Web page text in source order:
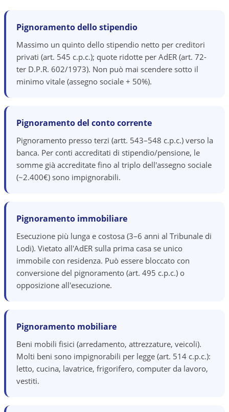
Pignoramento dello stipendio
Massimo un quinto dello stipendio netto per creditori
privati (art. 545 c.p.c.); quote ridotte per AdER (art. 72-
ter D.P.R. 602/1973). Non può mai scendere sotto il
minimo vitale (assegno sociale + 50%).
Pignoramento del conto corrente
Pignoramento presso terzi (artt. 543–548 c.p.c.) verso la
banca. Per conti accreditati di stipendio/pensione, le
somme già accreditate fino al triplo dell'assegno sociale
(~2.400€) sono impignorabili.
Pignoramento immobiliare
Esecuzione più lunga e costosa (3–6 anni al Tribunale di
Lodi). Vietato all'AdER sulla prima casa se unico
immobile con residenza. Può essere bloccato con
conversione del pignoramento (art. 495 c.p.c.) o
opposizione all'esecuzione.
Pignoramento mobiliare
Beni mobili fisici (arredamento, attrezzature, veicoli).
Molti beni sono impignorabili per legge (art. 514 c.p.c.):
letto, cucina, lavatrice, frigorifero, computer da lavoro,
vestiti.